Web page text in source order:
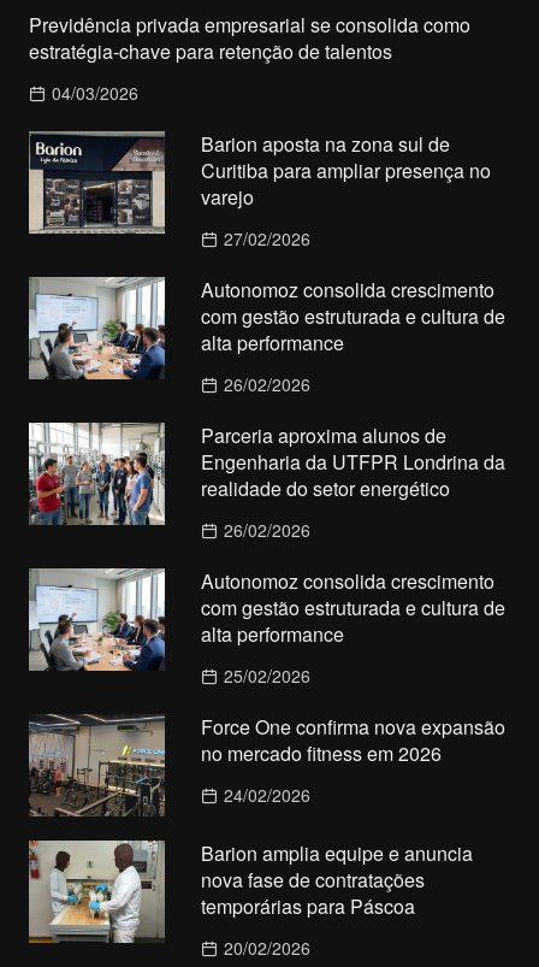
Previdência privada empresarial se consolida como
estratégia-chave para retenção de talentos
04/03/2026
Barion aposta na zona sul de
Curitiba para ampliar presença no
varejo
27/02/2026
Autonomoz consolida crescimento
com gestão estruturada e cultura de
alta performance
26/02/2026
Parceria aproxima alunos de
Engenharia da UTFPR Londrina da
realidade do setor energético
26/02/2026
Autonomoz consolida crescimento
com gestão estruturada e cultura de
alta performance
25/02/2026
Force One confirma nova expansão
no mercado fitness em 2026
24/02/2026
Barion amplia equipe e anuncia
nova fase de contratações
temporárias para Páscoa
20/02/2026